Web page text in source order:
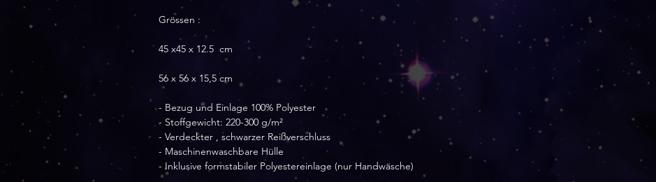
Grössen :
45 x45 x 12.5  cm
56 x 56 x 15,5 cm
- Bezug und Einlage 100% Polyester
- Stoffgewicht: 220-300 g/m²
- Verdeckter , schwarzer Reißverschluss
- Maschinenwaschbare Hülle
- Inklusive formstabiler Polyestereinlage (nur Handwäsche)